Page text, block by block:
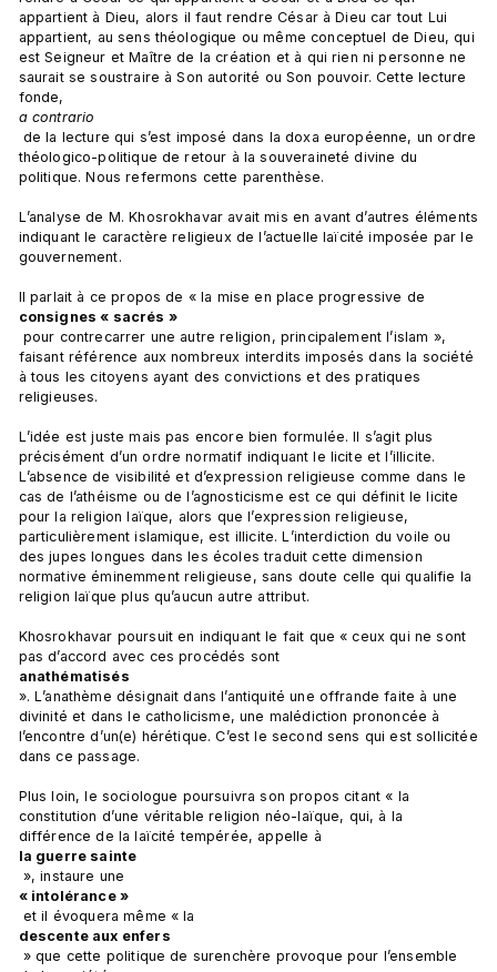
appartient à Dieu, alors il faut rendre César à Dieu car tout Lui
appartient, au sens théologique ou même conceptuel de Dieu, qui
est Seigneur et Maître de la création et à qui rien ni personne ne
saurait se soustraire à Son autorité ou Son pouvoir. Cette lecture
fonde,
a contrario
théologico-politique de retour à la souveraineté divine du
politique. Nous refermons cette parenthèse.
L’analyse de M. Khosrokhavar avait mis en avant d’autres éléments
indiquant le caractère religieux de l’actuelle laïcité imposée par le
gouvernement.
Il parlait à ce propos de « la mise en place progressive de
consignes « sacrés »
faisant référence aux nombreux interdits imposés dans la société
à tous les citoyens ayant des convictions et des pratiques
religieuses.
L’idée est juste mais pas encore bien formulée. Il s’agit plus
précisément d’un ordre normatif indiquant le licite et l’illicite.
L’absence de visibilité et d’expression religieuse comme dans le
cas de l’athéisme ou de l’agnosticisme est ce qui définit le licite
pour la religion laïque, alors que l’expression religieuse,
particulièrement islamique, est illicite. L’interdiction du voile ou
des jupes longues dans les écoles traduit cette dimension
normative éminemment religieuse, sans doute celle qui qualifie la
religion laïque plus qu’aucun autre attribut.
Khosrokhavar poursuit en indiquant le fait que « ceux qui ne sont
pas d’accord avec ces procédés sont
anathématisés
». L’anathème désignait dans l’antiquité une offrande faite à une
divinité et dans le catholicisme, une malédiction prononcée à
l’encontre d’un(e) hérétique. C’est le second sens qui est sollicitée
dans ce passage.
Plus loin, le sociologue poursuivra son propos citant « la
constitution d’une véritable religion néo-laïque, qui, à la
différence de la laïcité tempérée, appelle à
la guerre sainte
», instaure une
« intolérance »
et il évoquera même « la
descente aux enfers
» que cette politique de surenchère provoque pour l’ensemble